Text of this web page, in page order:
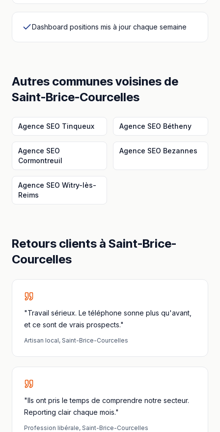
Dashboard positions mis à jour chaque semaine
Autres communes voisines de
Saint-Brice-Courcelles
Agence SEO Tinqueux Agence SEO Bétheny
Agence SEO
Cormontreuil
Agence SEO Bezannes
Agence SEO Witry-lès-
Reims
Retours clients à Saint-Brice-
Courcelles
"Travail sérieux. Le téléphone sonne plus qu'avant,
et ce sont de vrais prospects."
Artisan local, Saint-Brice-Courcelles
"Ils ont pris le temps de comprendre notre secteur.
Reporting clair chaque mois."
Profession libérale, Saint-Brice-Courcelles